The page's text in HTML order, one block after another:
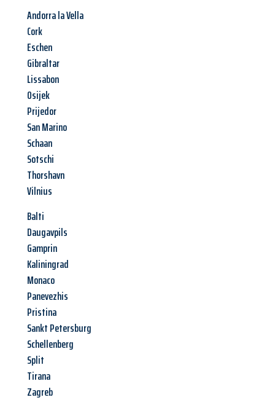
Andorra la Vella
Cork
Eschen
Gibraltar
Lissabon
Osijek
Prijedor
San Marino
Schaan
Sotschi
Thorshavn
Vilnius
Balti
Daugavpils
Gamprin
Kaliningrad
Monaco
Panevezhis
Pristina
Sankt Petersburg
Schellenberg
Split
Tirana
Zagreb